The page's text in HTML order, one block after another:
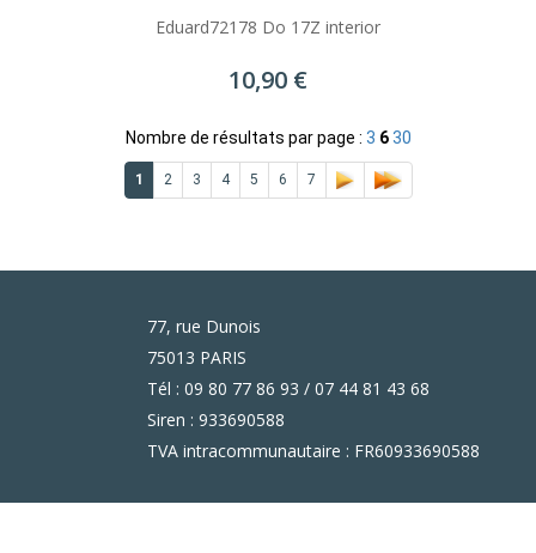
Eduard72178 Do 17Z interior
10,90 €
Nombre de résultats par page : 3 6 30
1 2 3 4 5 6 7
77, rue Dunois
75013 PARIS
Tél : 09 80 77 86 93 / 07 44 81 43 68
Siren : 933690588
TVA intracommunautaire : FR60933690588